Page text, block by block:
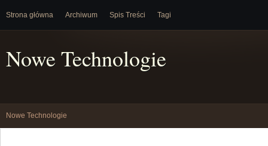
Strona główna Archiwum Spis Treści Tagi
Nowe Technologie
Nowe Technologie